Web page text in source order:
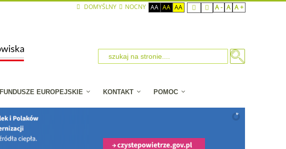
DOMYŚLNY NOCNY AA AA AA A - A A +
FUNDUSZE EUROPEJSKIE KONTAKT POMOC